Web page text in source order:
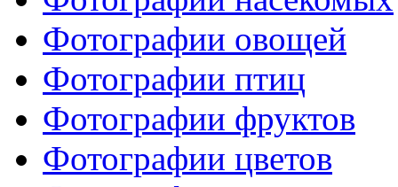
Фотографии овощей
Фотографии птиц
Фотографии фруктов
Фотографии цветов